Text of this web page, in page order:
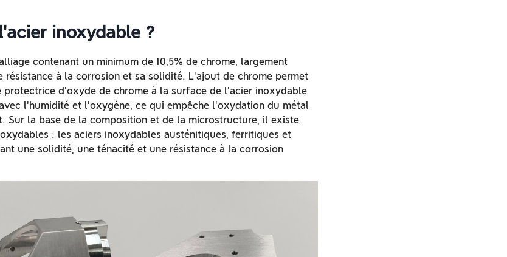
inoxydable ?
contenant un minimum de 10,5% de chrome, largement
résistance à la corrosion et sa solidité. L'ajout de chrome permet
protectrice d'oxyde de chrome à la surface de l'acier inoxydable
l'humidité et l'oxygène, ce qui empêche l'oxydation du métal
Sur la base de la composition et de la microstructure, il existe
: les aciers inoxydables austénitiques, ferritiques et
une solidité, une ténacité et une résistance à la corrosion